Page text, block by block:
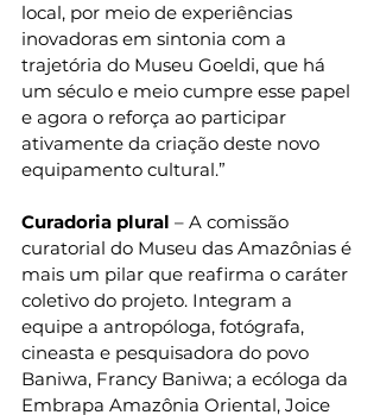
local, por meio de experiências
inovadoras em sintonia com a
trajetória do Museu Goeldi, que há
um século e meio cumpre esse papel
e agora o reforça ao participar
ativamente da criação deste novo
equipamento cultural.”
Curadoria plural – A comissão
curatorial do Museu das Amazônias é
mais um pilar que reafirma o caráter
coletivo do projeto. Integram a
equipe a antropóloga, fotógrafa,
cineasta e pesquisadora do povo
Baniwa, Francy Baniwa; a ecóloga da
Embrapa Amazônia Oriental, Joice